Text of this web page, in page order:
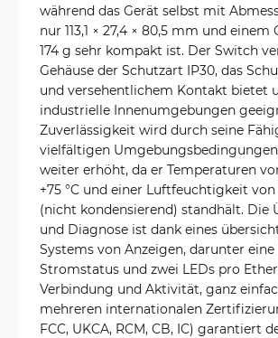
während das Gerät selbst mit
nur 113,1 × 27,4 × 80,5 mm und
174 g sehr kompakt ist. Der Switch
Gehäuse der Schutzart IP30, das
und versehentlichem Kontakt bietet
industrielle Innenumgebungen
Zuverlässigkeit wird durch seine
vielfältigen
weiter erhöht, da er Temperaturen
+75 °C und einer Luftfeuchtigkeit von
(nicht kondensierend) standhält. Die
und Diagnose ist dank eines
Systems von Anzeigen, darunter
Stromstatus und zwei LEDs pro
Verbindung und Aktivität, ganz
mehreren internationalen
FCC, UKCA, RCM, CB, IC) garantiert